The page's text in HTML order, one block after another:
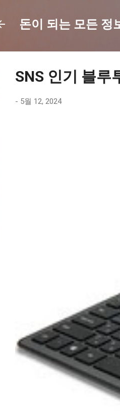
돈이 되는 모든 정
SNS 인기 블루
- 5월 12, 2024